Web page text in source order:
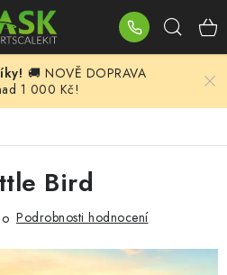
🚚 NOVĚ DOPRAVA
1 000 Kč!
Bird
Podrobnosti hodnocení